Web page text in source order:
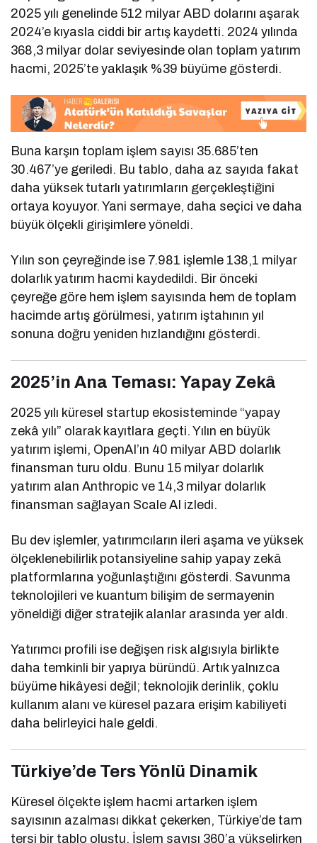
2025 yılı genelinde 512 milyar ABD dolarını aşarak
2024’e kıyasla ciddi bir artış kaydetti. 2024 yılında
368,3 milyar dolar seviyesinde olan toplam yatırım
hacmi, 2025’te yaklaşık %39 büyüme gösterdi.
Buna karşın toplam işlem sayısı 35.685’ten
30.467’ye geriledi. Bu tablo, daha az sayıda fakat
daha yüksek tutarlı yatırımların gerçekleştiğini
ortaya koyuyor. Yani sermaye, daha seçici ve daha
büyük ölçekli girişimlere yöneldi.
Yılın son çeyreğinde ise 7.981 işlemle 138,1 milyar
dolarlık yatırım hacmi kaydedildi. Bir önceki
çeyreğe göre hem işlem sayısında hem de toplam
hacimde artış görülmesi, yatırım iştahının yıl
sonuna doğru yeniden hızlandığını gösterdi.
2025’in Ana Teması: Yapay Zekâ
2025 yılı küresel startup ekosisteminde “yapay
zekâ yılı” olarak kayıtlara geçti. Yılın en büyük
yatırım işlemi, OpenAI’ın 40 milyar ABD dolarlık
finansman turu oldu. Bunu 15 milyar dolarlık
yatırım alan Anthropic ve 14,3 milyar dolarlık
finansman sağlayan Scale AI izledi.
Bu dev işlemler, yatırımcıların ileri aşama ve yüksek
ölçeklenebilirlik potansiyeline sahip yapay zekâ
platformlarına yoğunlaştığını gösterdi. Savunma
teknolojileri ve kuantum bilişim de sermayenin
yöneldiği diğer stratejik alanlar arasında yer aldı.
Yatırımcı profili ise değişen risk algısıyla birlikte
daha temkinli bir yapıya büründü. Artık yalnızca
büyüme hikâyesi değil; teknolojik derinlik, çoklu
kullanım alanı ve küresel pazara erişim kabiliyeti
daha belirleyici hale geldi.
Türkiye’de Ters Yönlü Dinamik
Küresel ölçekte işlem hacmi artarken işlem
sayısının azalması dikkat çekerken, Türkiye’de tam
tersi bir tablo oluştu. İşlem sayısı 360’a yükselirken